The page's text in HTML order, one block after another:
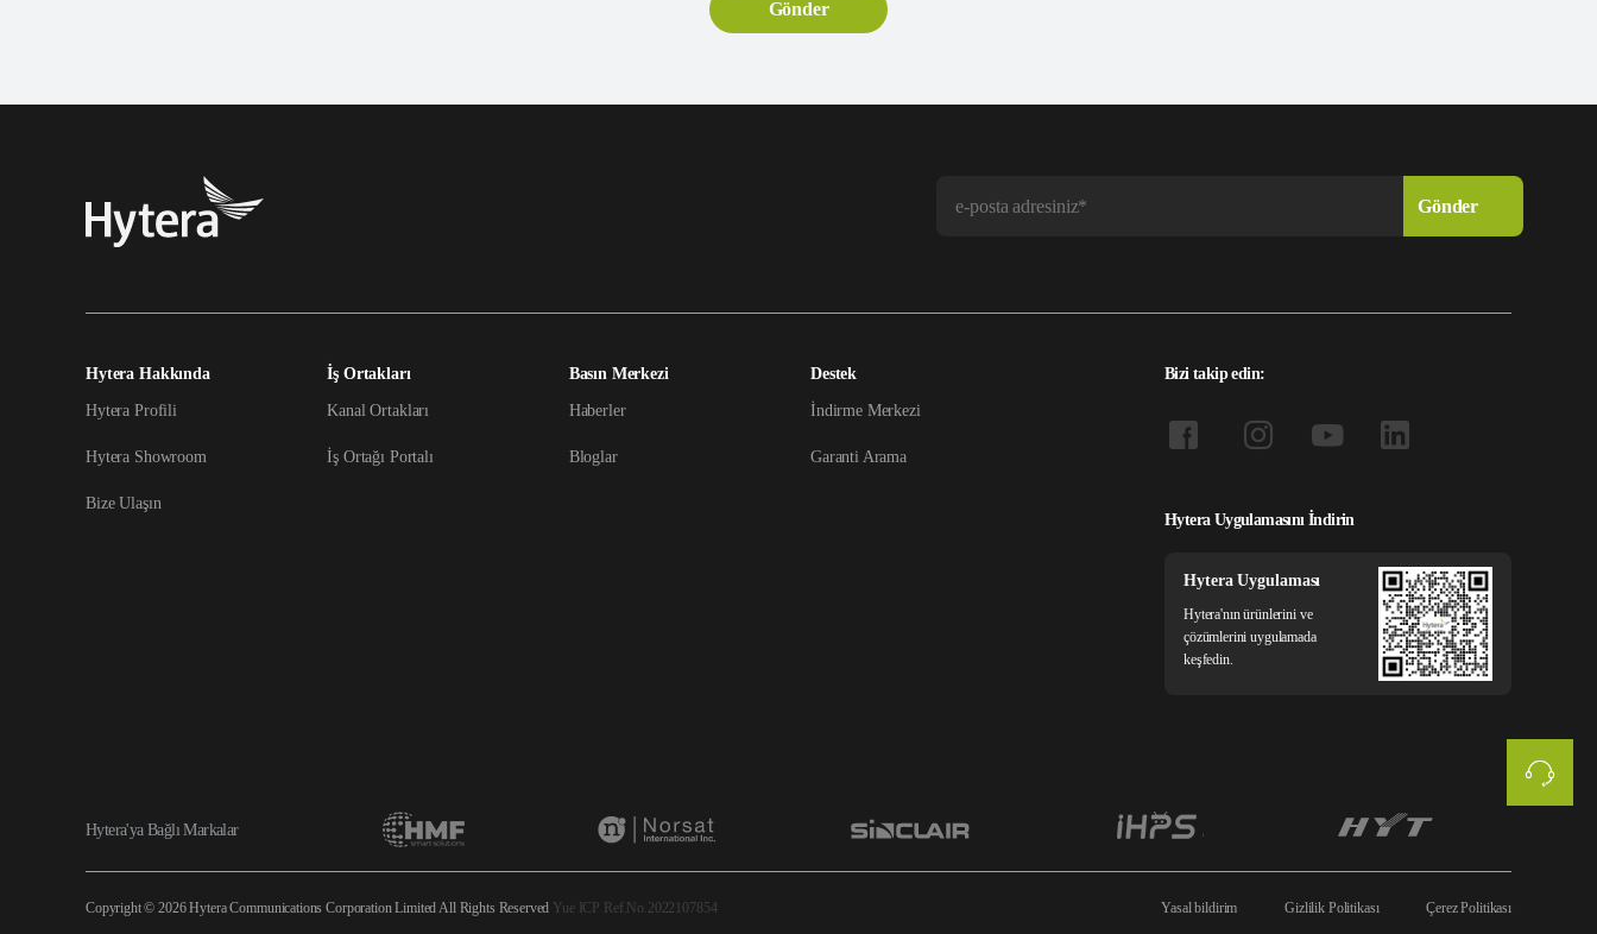
Hytera Hakkında
Hytera Profili
Hytera Showroom
Bize Ulaşın
İş Ortakları
Kanal Ortakları
İş Ortağı Portalı
Basın Merkezi
Haberler
Bloglar
Destek
İndirme Merkezi
Garanti Arama
Bizi takip edin:
Hytera Uygulamasını İndirin
Hytera Uygulaması
Hytera'nın ürünlerini ve
çözümlerini uygulamada
keşfedin.
Hytera'ya Bağlı Markalar
Copyright © 2026 Hytera Communications Corporation Limited All Rights Reserved Yue ICP Ref.No.2022107854 Yasal bildirim Gizlilik Politikası Çerez Politikası